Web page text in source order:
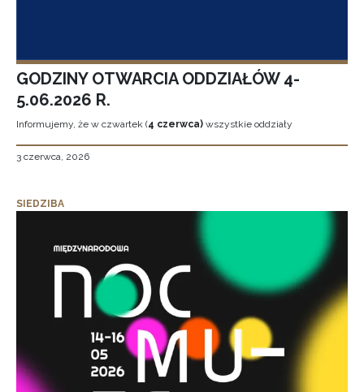
GODZINY OTWARCIA ODDZIAŁÓW 4-
5.06.2026 R.
Informujemy, że w czwartek (4 czerwca) wszystkie oddziały
3 czerwca, 2026
SIEDZIBA